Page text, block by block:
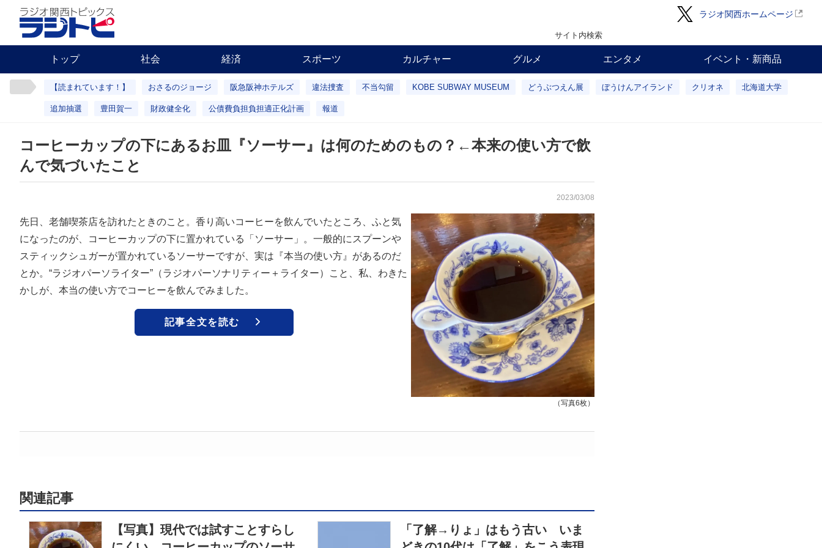
ラジオ関西ホームページ
サイト内検索
トップ 社会 経済 スポーツ カルチャー グルメ エンタメ イベント・新商品
【読まれています！】 おさるのジョージ 阪急阪神ホテルズ 違法捜査 不当勾留 KOBE SUBWAY MUSEUM どうぶつえん展 ぼうけんアイランド クリオネ 北海道大学
追加抽選 豊田賀一 財政健全化 公債費負担負担適正化計画 報道
コーヒーカップの下にあるお皿『ソーサー』は何のためのもの？←本来の使い方で飲
んで気づいたこと
2023/03/08
（写真6枚）
先日、老舗喫茶店を訪れたときのこと。香り高いコーヒーを飲んでいたところ、ふと気
になったのが、コーヒーカップの下に置かれている「ソーサー」。一般的にスプーンや
スティックシュガーが置かれているソーサーですが、実は『本当の使い方』があるのだ
とか。“ラジオパーソライター”（ラジオパーソナリティー＋ライター）こと、私、わきた
かしが、本当の使い方でコーヒーを飲んでみました。
記事全文を読む
関連記事
【写真】現代では試すことすらし
「了解→りょ」はもう古い いま